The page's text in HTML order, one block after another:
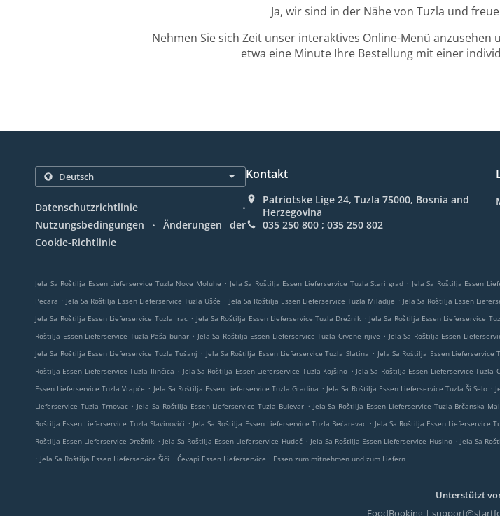
Ja, wir sind in der Nähe von Tuzla und
Nehmen Sie sich Zeit unser interaktives Online-Menü
etwa eine Minute Ihre Bestellung mit einer
Datenschutzrichtlinie .
Nutzungsbedingungen .
Änderungen der
Cookie-Richtlinie
Kontakt
Patriotske Lige 24, Tuzla 75000, Bosnia and
Herzegovina
035 250 800 ; 035 250 802
Jela Sa Roštilja Essen Lieferservice Tuzla Nove Moluhe . Jela Sa Roštilja Essen Lieferservice Tuzla Stari grad . Jela Sa Roštilja Essen
Pecara . Jela Sa Roštilja Essen Lieferservice Tuzla Ušće . Jela Sa Roštilja Essen Lieferservice Tuzla Miladije . Jela Sa Roštilja Essen
Jela Sa Roštilja Essen Lieferservice Tuzla Irac . Jela Sa Roštilja Essen Lieferservice Tuzla Drežnik . Jela Sa Roštilja Essen Lieferservice
Roštilja Essen Lieferservice Tuzla Paša bunar . Jela Sa Roštilja Essen Lieferservice Tuzla Crvene njive . Jela Sa Roštilja Essen
Jela Sa Roštilja Essen Lieferservice Tuzla Tušanj . Jela Sa Roštilja Essen Lieferservice Tuzla Slatina . Jela Sa Roštilja Essen Lieferservice
Roštilja Essen Lieferservice Tuzla Ilinčica . Jela Sa Roštilja Essen Lieferservice Tuzla Kojšino . Jela Sa Roštilja Essen Lieferservice Tuzla
Essen Lieferservice Tuzla Vrapče . Jela Sa Roštilja Essen Lieferservice Tuzla Gradina . Jela Sa Roštilja Essen Lieferservice Tuzla Ši Selo .
Lieferservice Tuzla Trnovac . Jela Sa Roštilja Essen Lieferservice Tuzla Bulevar . Jela Sa Roštilja Essen Lieferservice Tuzla Brčanska
Roštilja Essen Lieferservice Tuzla Slavinovići . Jela Sa Roštilja Essen Lieferservice Tuzla Bećarevac . Jela Sa Roštilja Essen Lieferservice
Roštilja Essen Lieferservice Drežnik . Jela Sa Roštilja Essen Lieferservice Hudeč . Jela Sa Roštilja Essen Lieferservice Husino . Jela Sa
. Jela Sa Roštilja Essen Lieferservice Šići . Ćevapi Essen Lieferservice . Essen zum mitnehmen und zum Liefern
Unterstützt
FoodBooking |